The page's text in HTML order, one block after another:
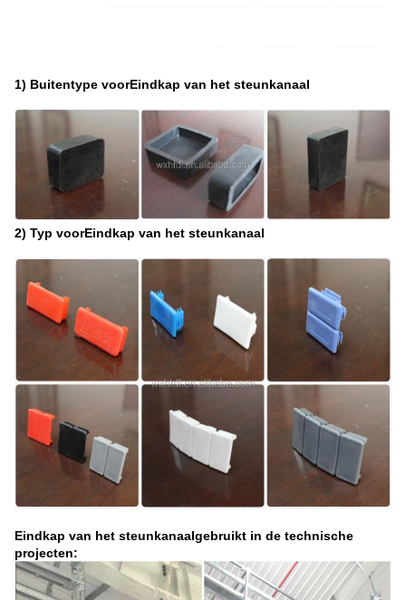
1) Buitentype voorEindkap van het steunkanaal
2) Typ voorEindkap van het steunkanaal
Eindkap van het steunkanaalgebruikt in de technische
projecten: